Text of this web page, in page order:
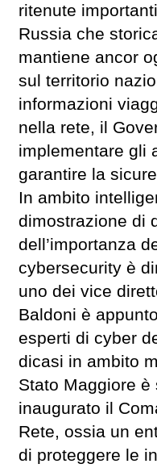
ritenute
Russia che
mantiene ancor
sul territorio
informazioni
nella rete, il
implementare gli
garantire la
In ambito
dimostrazione di
dell’importanza
cybersecurity è
uno dei vice
Baldoni è
esperti di cyber
dicasi in ambito
Stato Maggiore è
inaugurato il
Rete, ossia un
di proteggere le